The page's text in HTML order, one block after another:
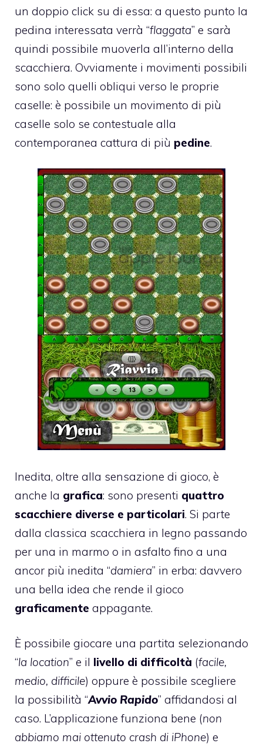
un doppio click su di essa: a questo punto la
pedina interessata verrà “flaggata” e sarà
quindi possibile muoverla all’interno della
scacchiera. Ovviamente i movimenti possibili
sono solo quelli obliqui verso le proprie
caselle: è possibile un movimento di più
caselle solo se contestuale alla
contemporanea cattura di più pedine.
Inedita, oltre alla sensazione di gioco, è
anche la grafica: sono presenti quattro
scacchiere diverse e particolari. Si parte
dalla classica scacchiera in legno passando
per una in marmo o in asfalto fino a una
ancor più inedita “damiera” in erba: davvero
una bella idea che rende il gioco
graficamente appagante.
È possibile giocare una partita selezionando
“la location” e il livello di difficoltà (facile,
medio, difficile) oppure è possibile scegliere
la possibilità “Avvio Rapido” affidandosi al
caso. L’applicazione funziona bene (non
abbiamo mai ottenuto crash di iPhone) e